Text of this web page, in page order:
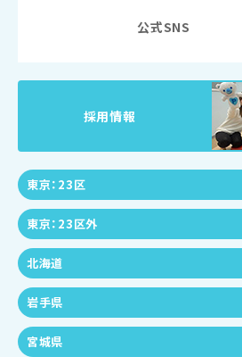
公式SNS
採用情報
東京：23区
東京：23区外
北海道
岩手県
宮城県